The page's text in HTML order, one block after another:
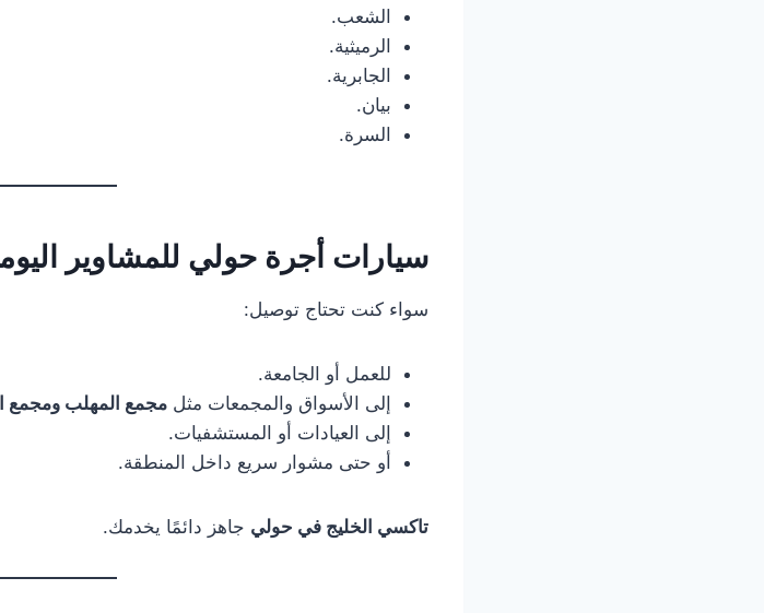
الشعب.
الرميثية.
الجابرية.
بيان.
السرة.
سيارات أجرة حولي للمشاوير
سواء كنت تحتاج توصيل:
للعمل أو الجامعة.
إلى الأسواق والمجمعات مثل مجمع المهلب ومجمع
إلى العيادات أو المستشفيات.
أو حتى مشوار سريع داخل المنطقة.
تاكسي الخليج في حولي جاهز دائمًا يخدمك.